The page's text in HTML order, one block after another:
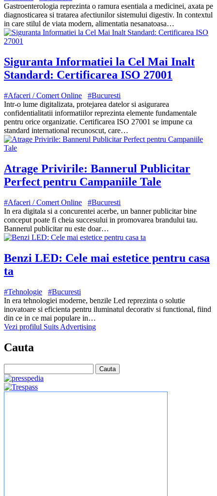
Gastroenterologia reprezinta o ramura esentiala a medicinei, axata pe
diagnosticarea si tratarea afectiunilor sistemului digestiv. In contextul
in care stilul de viata modern, alimentatia nesanatoasa…
Siguranta Informatiei la Cel Mai Inalt
Standard: Certificarea ISO 27001
#Afaceri / Comert Online
#Bucuresti
Intr-o lume digitalizata, protejarea datelor si asigurarea
confidentialitatii informatiilor reprezinta elemente fundamentale
pentru orice organizatie. Certificarea ISO 27001 se impune ca
standard international recunoscut, care…
Atrage Privirile: Bannerul Publicitar
Perfect pentru Campaniile Tale
#Afaceri / Comert Online
#Bucuresti
In era digitala si a concurentei acerbe, un banner publicitar bine
conceput poate fi cheia succesului in promovarea brandului tau.
Bannerul publicitar nu este doar…
Benzi LED: Cele mai estetice pentru casa
ta
#Tehnologie
#Bucuresti
In era tehnologiei moderne, benzile Led reprezinta o solutie
inovatoare si eficienta pentru iluminatul decorativ si functional, fiind
din ce in ce mai populare in…
Vezi profilul Suits Advertising
Cauta